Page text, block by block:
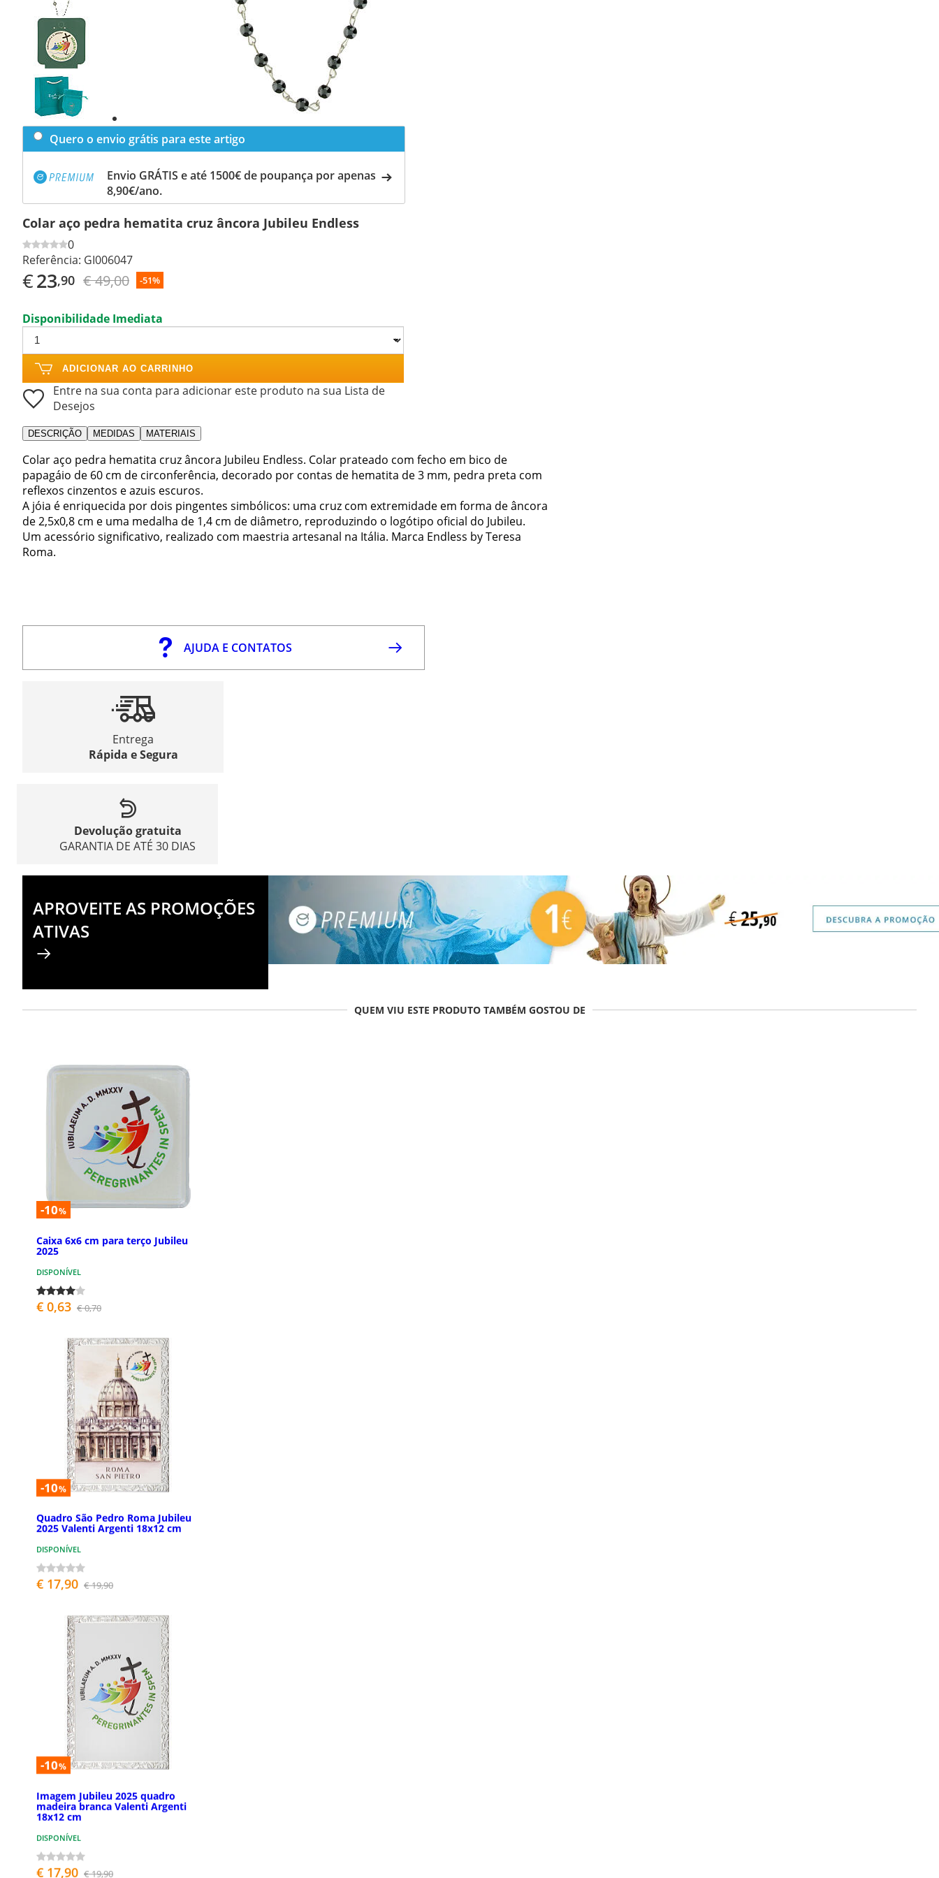
Previous
slide
Next
slide
Quero o envio grátis para este artigo
Envio GRÁTIS e até 1500€ de poupança por apenas
8,90€/ano.
Colar aço pedra hematita cruz âncora Jubileu Endless
0
Referência: GI006047
€23,90 € 49,00 -51%
Disponibilidade Imediata
ADICIONAR AO CARRINHO
Entre na sua conta para adicionar este produto na sua Lista de
Desejos
DESCRIÇÃO MEDIDAS MATERIAIS
Colar aço pedra hematita cruz âncora Jubileu Endless. Colar prateado com fecho em bico de
papagáio de 60 cm de circonferência, decorado por contas de hematita de 3 mm, pedra preta com
reflexos cinzentos e azuis escuros.
A jóia é enriquecida por dois pingentes simbólicos: uma cruz com extremidade em forma de âncora
de 2,5x0,8 cm e uma medalha de 1,4 cm de diâmetro, reproduzindo o logótipo oficial do Jubileu.
Um acessório significativo, realizado com maestria artesanal na Itália. Marca Endless by Teresa
Roma.
AJUDA E CONTATOS
Entrega
Rápida e Segura
Devolução gratuita
GARANTIA DE ATÉ 30 DIAS
APROVEITE AS PROMOÇÕES
ATIVAS
QUEM VIU ESTE PRODUTO TAMBÉM GOSTOU DE
-10%
Caixa 6x6 cm para terço Jubileu
2025
DISPONÍVEL
€ 0,63 € 0,70
-10%
Quadro São Pedro Roma Jubileu
2025 Valenti Argenti 18x12 cm
DISPONÍVEL
€ 17,90 € 19,90
-10%
Imagem Jubileu 2025 quadro
madeira branca Valenti Argenti
18x12 cm
DISPONÍVEL
€ 17,90 € 19,90